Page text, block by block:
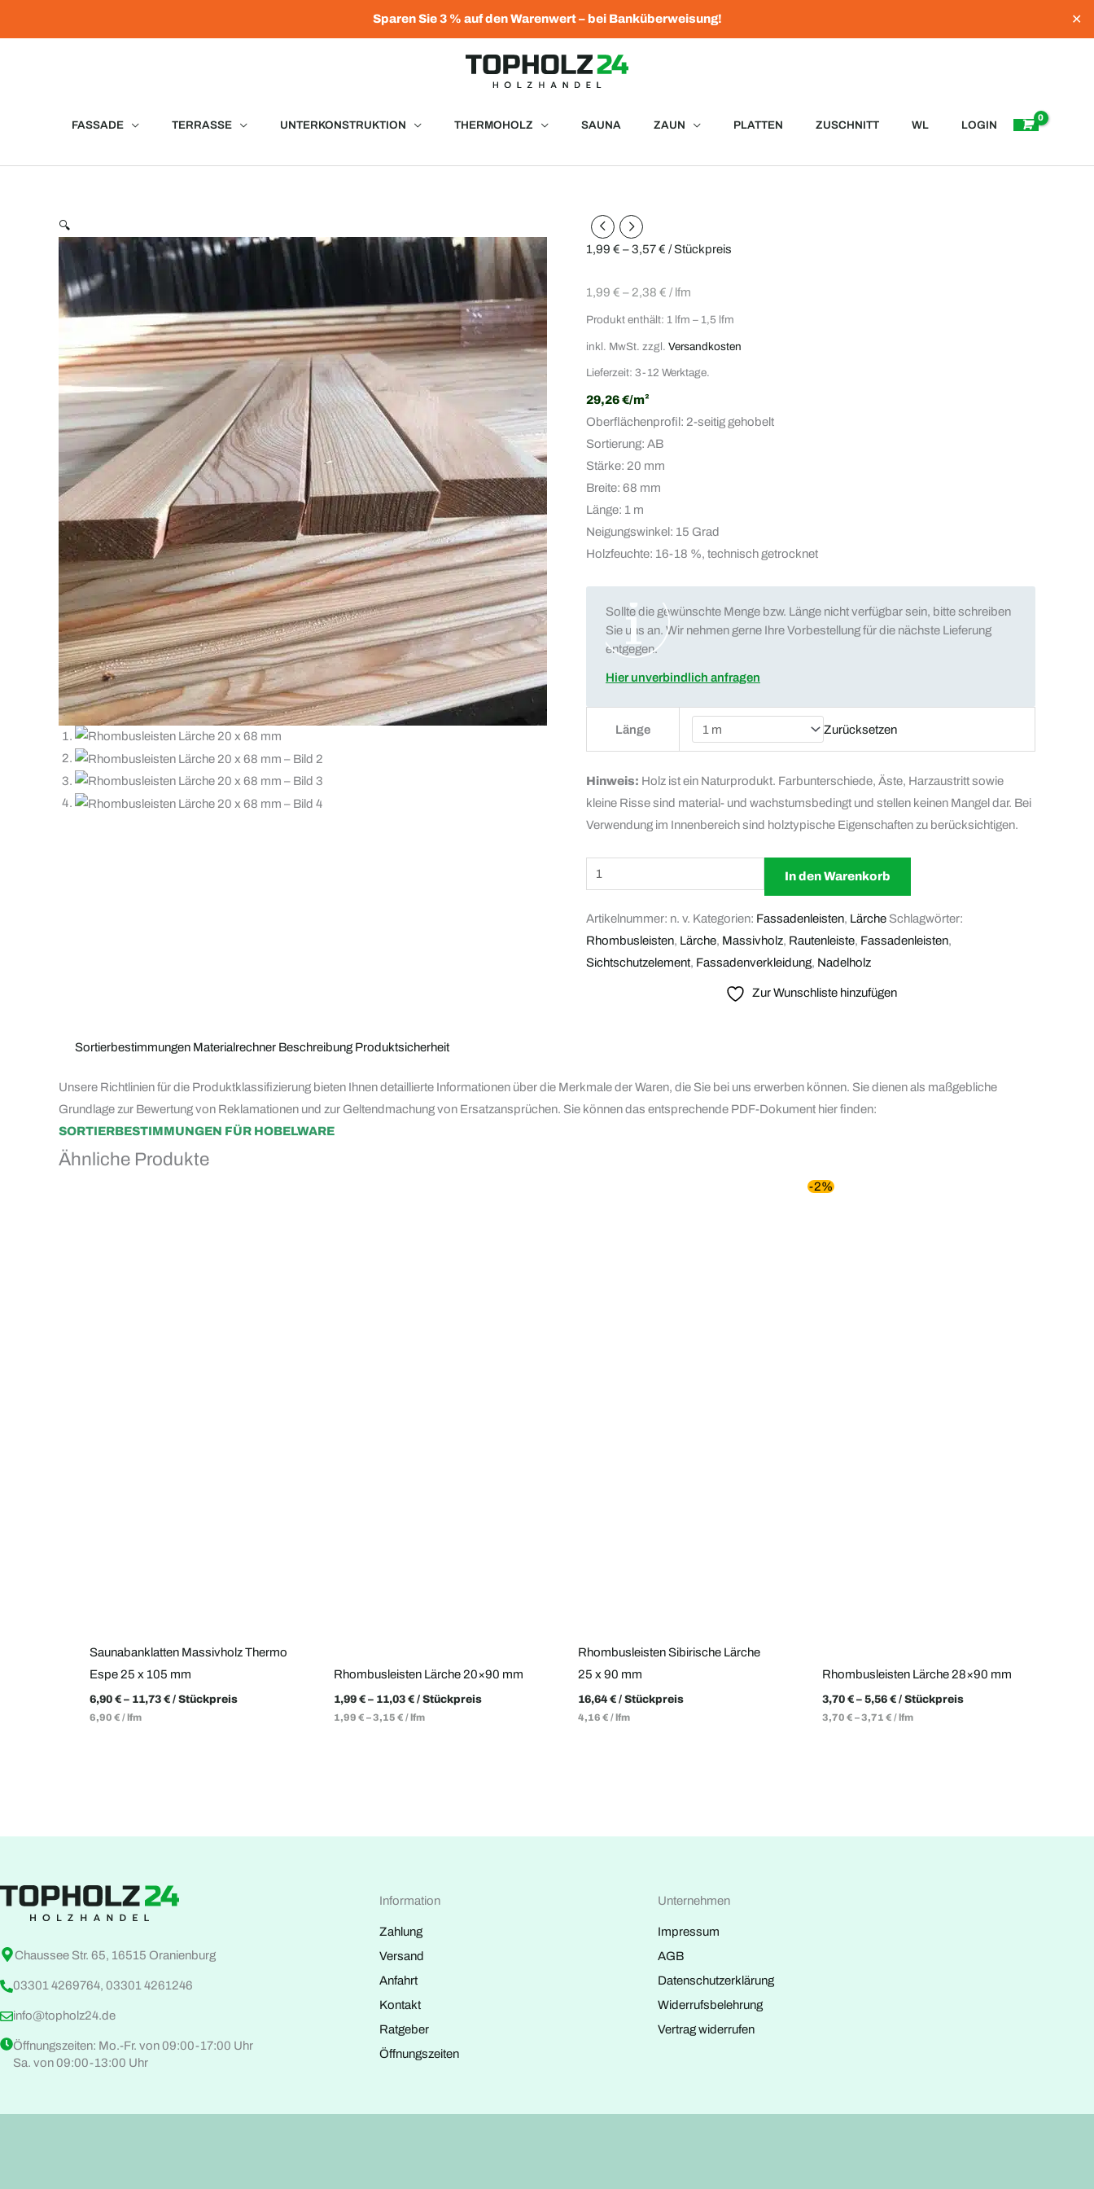
Sparen Sie 3 % auf den Warenwert – bei Banküberweisung! ✕
FASSADE TERRASSE UNTERKONSTRUKTION THERMOHOLZ SAUNA ZAUN PLATTEN ZUSCHNITT WL LOGIN
🔍
1,99 € –3,57€ / Stückpreis
1,99 € – 2,38 € / lfm
Produkt enthält: 1 lfm – 1,5 lfm
inkl. MwSt. zzgl. Versandkosten
Lieferzeit: 3-12 Werktage.
29,26 €/m²
Oberflächenprofil: 2-seitig gehobelt
Sortierung: AB
Stärke: 20 mm
Breite: 68 mm
Länge: 1 m
Neigungswinkel: 15 Grad
Holzfeuchte: 16-18 %, technisch getrocknet
Sollte die gewünschte Menge bzw. Länge nicht verfügbar sein, bitte schreiben
Sie uns an. Wir nehmen gerne Ihre Vorbestellung für die nächste Lieferung
entgegen.
Hier unverbindlich anfragen
Länge Zurücksetzen
Hinweis: Holz ist ein Naturprodukt. Farbunterschiede, Äste, Harzaustritt sowie
kleine Risse sind material- und wachstumsbedingt und stellen keinen Mangel dar. Bei
Verwendung im Innenbereich sind holztypische Eigenschaften zu berücksichtigen.
Rhombusleisten
Lärche
x
68
In den Warenkorb
Artikelnummer: n. v. Kategorien: Fassadenleisten, Lärche Schlagwörter:
Rhombusleisten, Lärche, Massivholz, Rautenleiste, Fassadenleisten,
Sichtschutzelement, Fassadenverkleidung, Nadelholz
Zur Wunschliste hinzufügen
Sortierbestimmungen Materialrechner Beschreibung Produktsicherheit
Unsere Richtlinien für die Produktklassifizierung bieten Ihnen detaillierte Informationen über die Merkmale der Waren, die Sie bei uns erwerben können. Sie dienen als maßgebliche
Grundlage zur Bewertung von Reklamationen und zur Geltendmachung von Ersatzansprüchen. Sie können das entsprechende PDF-Dokument hier finden:
SORTIERBESTIMMUNGEN FÜR HOBELWARE
Ähnliche Produkte
Saunabanklatten Massivholz Thermo
Espe 25 x 105 mm
6,90 € – 11,73 € / Stückpreis
6,90 € /lfm
Rhombusleisten Lärche 20×90 mm
1,99 € – 11,03 € / Stückpreis
1,99 € –3,15 € /lfm
Rhombusleisten Sibirische Lärche
25 x 90 mm
16,64 € / Stückpreis
4,16 € /lfm
-2%
Rhombusleisten Lärche 28×90 mm
3,70 € – 5,56 € / Stückpreis
3,70 € –3,71 € /lfm
Chaussee Str. 65, 16515 Oranienburg
03301 4269764, 03301 4261246
info@topholz24.de
Öffnungszeiten: Mo.-Fr. von 09:00-17:00 Uhr
Sa. von 09:00-13:00 Uhr
Information
Zahlung
Versand
Anfahrt
Kontakt
Ratgeber
Öffnungszeiten
Unternehmen
Impressum
AGB
Datenschutzerklärung
Widerrufsbelehrung
Vertrag widerrufen